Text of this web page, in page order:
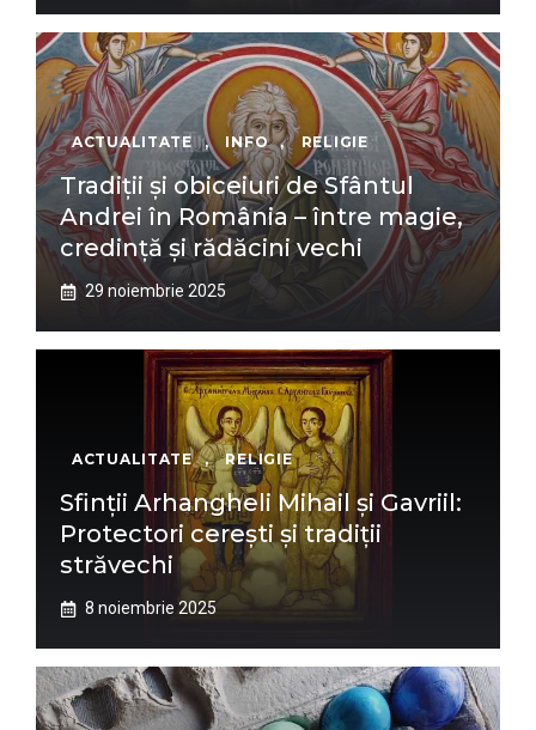
ACTUALITATE , INFO , RELIGIE
Tradiții și obiceiuri de Sfântul
Andrei în România – între magie,
credință și rădăcini vechi
29 noiembrie 2025
ACTUALITATE , RELIGIE
Sfinții Arhangheli Mihail și Gavriil:
Protectori cerești și tradiții
străvechi
8 noiembrie 2025